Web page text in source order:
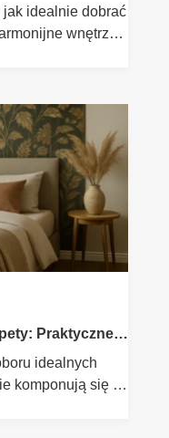
idealnie dobrać
wnętrze z
Praktyczne
idealnych
komponują się z